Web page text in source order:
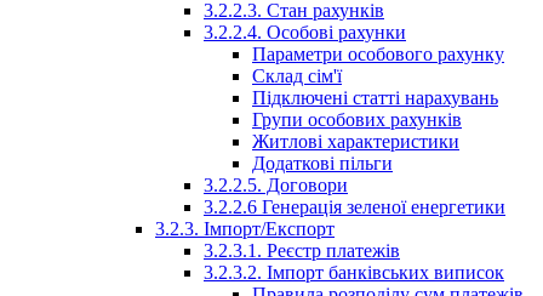
3.2.2.3. Стан рахунків
3.2.2.4. Особові рахунки
Параметри особового рахунку
Склад сім'ї
Підключені статті нарахувань
Групи особових рахунків
Житлові характеристики
Додаткові пільги
3.2.2.5. Договори
3.2.2.6 Генерація зеленої енергетики
3.2.3. Імпорт/Експорт
3.2.3.1. Реєстр платежів
3.2.3.2. Імпорт банківських виписок